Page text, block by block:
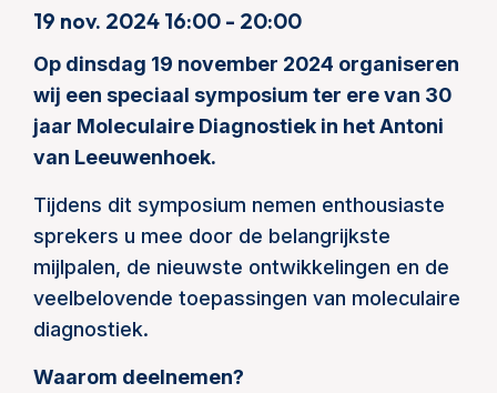
19 nov. 2024 16:00 - 20:00
Op dinsdag 19 november 2024 organiseren
wij een speciaal symposium ter ere van 30
jaar Moleculaire Diagnostiek in het Antoni
van Leeuwenhoek.
Tijdens dit symposium nemen enthousiaste
sprekers u mee door de belangrijkste
mijlpalen, de nieuwste ontwikkelingen en de
veelbelovende toepassingen van moleculaire
diagnostiek.
Waarom deelnemen?